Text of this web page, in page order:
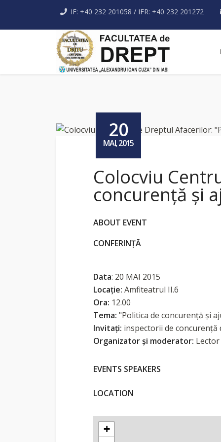
IF: +40 232 201058 / IFR: +40 232 201272
20
MAI, 2015
Colocviu
concurenţă şi
ABOUT EVENT
CONFERINŢĂ
Data: 20 MAI 2015
Locaţie: Amfiteatrul II.6
Ora: 12.00
Tema: "Politica de concurenţă şi
Invitaţi: inspectorii de concurenţă
Organizator şi moderator:
EVENTS SPEAKERS
LOCATION
+